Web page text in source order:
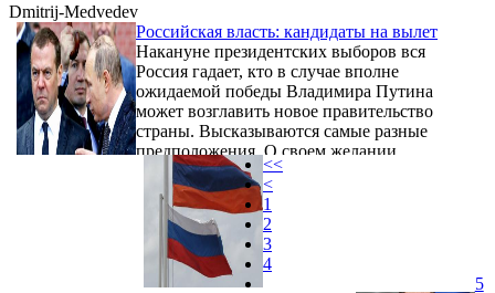
Dmitrij-Medvedev
Российская власть: кандидаты на вылет
Накануне президентских выборов вся
Россия гадает, кто в случае вполне
ожидаемой победы Владимира Путина
может возглавить новое правительство
страны. Высказываются самые разные
предположения. О своем желании
возглавить кабинет, если «развяжут руки»,
заявлял левопатриотический кандидат
Павел Грудинин. Но ни Грудинина, ни кого-
то еще из оппозиционных кандидатов на
должность главы правительства Кремль
выдвигать не будет.
<<
<
1
2
3
4
5